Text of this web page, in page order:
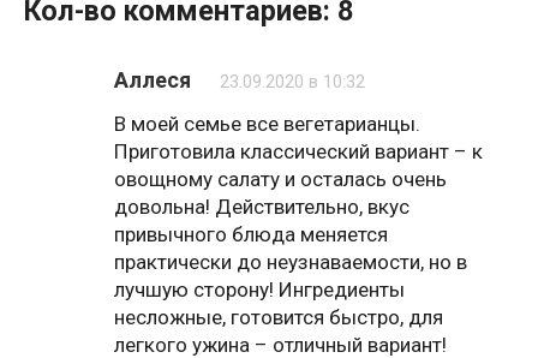
Кол-во комментариев: 8
Аллеся 23.09.2020 в 10:32
В моей семье все вегетарианцы.
Приготовила классический вариант – к
овощному салату и осталась очень
довольна! Действительно, вкус
привычного блюда меняется
практически до неузнаваемости, но в
лучшую сторону! Ингредиенты
несложные, готовится быстро, для
легкого ужина – отличный вариант!